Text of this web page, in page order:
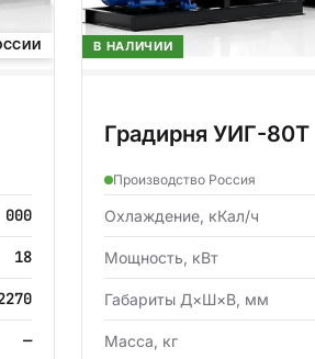
000
18
—
В НАЛИЧИИ
Градирня УИГ-80Т
Производство Россия
Охлаждение, кКал/ч
Мощность, кВт
Габариты Д×Ш×В, мм
Масса, кг